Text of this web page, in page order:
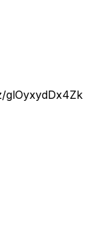
glOyxydDx4Zk